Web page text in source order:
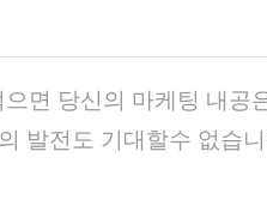
면 당신의 마케팅 내공
발전도 기대할수 없습